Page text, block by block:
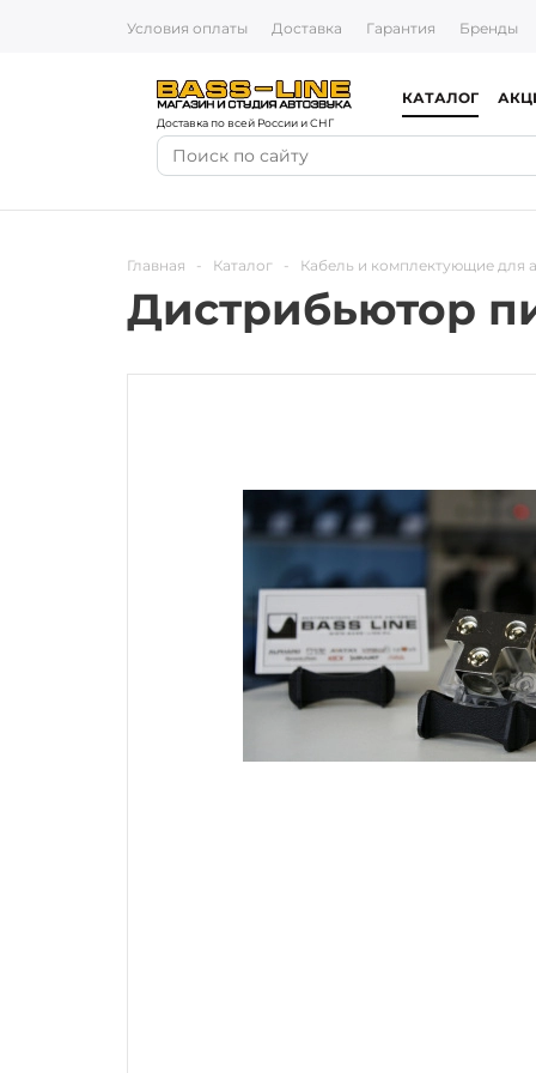
Условия оплаты Доставка Гарантия Бренды
Доставка по всей России и СНГ
КАТАЛОГ
Главная - Каталог - Кабель и комплектующие для
Дистрибьютор